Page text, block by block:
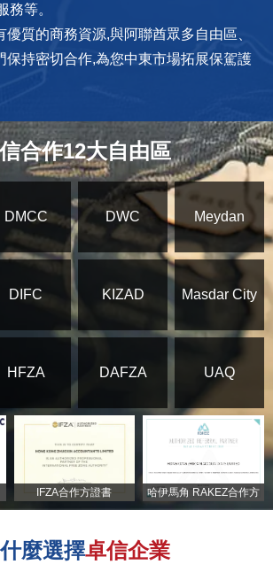
務等。
優質的商務資源,與阿聯酋眾多自由區、
保持密切合作,為您中東市場拓展保駕護
合作12大自由區
DMCC DWC Meydan
DIFC KIZAD Masdar City
HFZA DAFZA UAQ
IFZA合作方證書
哈伊馬角 RAKEZ合作方
證書
麼選擇卓信企業